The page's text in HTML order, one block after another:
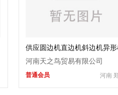
供应圆边机直边机斜边机异
二手
河南天之鸟贸易有限公司
河南
普通会员